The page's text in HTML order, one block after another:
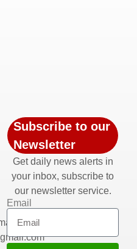
Subscribe to our
Newsletter
Get daily news alerts in
your inbox, subscribe to
our newsletter service.
Email